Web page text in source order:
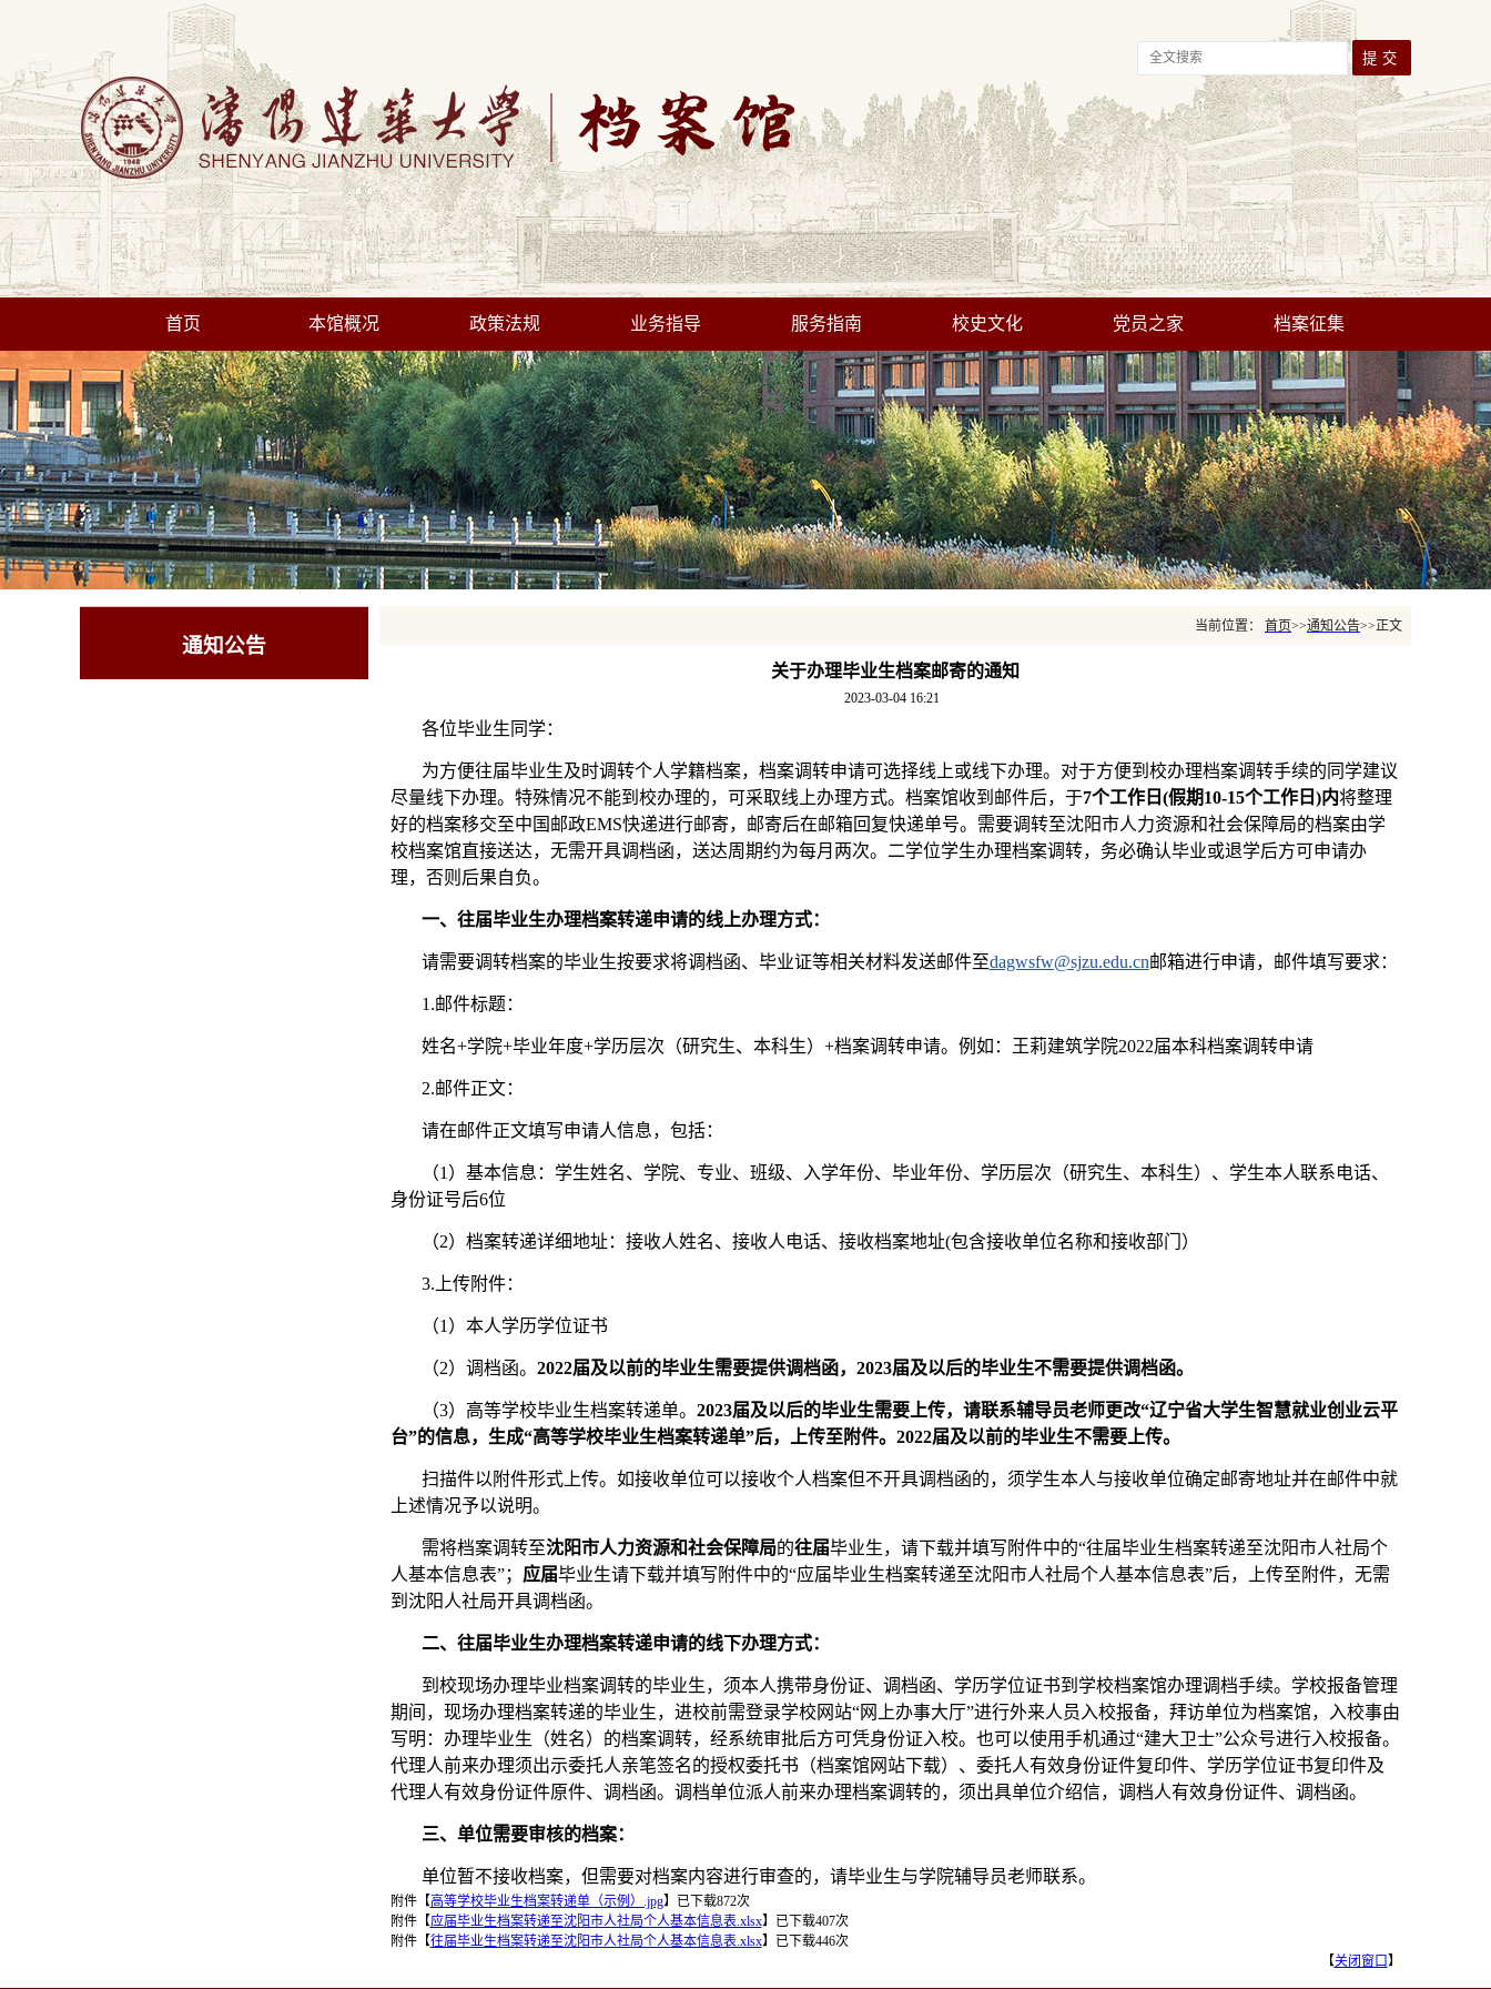
首页 本馆概况 政策法规 业务指导 服务指南 校史文化 党员之家 档案征集
通知公告
当前位置： 首页>>通知公告>>正文
关于办理毕业生档案邮寄的通知
2023-03-04 16:21
各位毕业生同学：
为方便往届毕业生及时调转个人学籍档案，档案调转申请可选择线上或线下办理。对于方便到校办理档案调转手续的同学建议
尽量线下办理。特殊情况不能到校办理的，可采取线上办理方式。档案馆收到邮件后，于7个工作日(假期10-15个工作日)内将整理
好的档案移交至中国邮政EMS快递进行邮寄，邮寄后在邮箱回复快递单号。需要调转至沈阳市人力资源和社会保障局的档案由学
校档案馆直接送达，无需开具调档函，送达周期约为每月两次。二学位学生办理档案调转，务必确认毕业或退学后方可申请办
理，否则后果自负。
一、往届毕业生办理档案转递申请的线上办理方式：
请需要调转档案的毕业生按要求将调档函、毕业证等相关材料发送邮件至dagwsfw@sjzu.edu.cn邮箱进行申请，邮件填写要求：
1.邮件标题：
姓名+学院+毕业年度+学历层次（研究生、本科生）+档案调转申请。例如：王莉建筑学院2022届本科档案调转申请
2.邮件正文：
请在邮件正文填写申请人信息，包括：
（1）基本信息：学生姓名、学院、专业、班级、入学年份、毕业年份、学历层次（研究生、本科生）、学生本人联系电话、
身份证号后6位
（2）档案转递详细地址：接收人姓名、接收人电话、接收档案地址(包含接收单位名称和接收部门）
3.上传附件：
（1）本人学历学位证书
（2）调档函。 2022届及以前的毕业生需要提供调档函， 2023届及以后的毕业生不需要提供调档函。
（3）高等学校毕业生档案转递单。 2023届及以后的毕业生需要上传，请联系辅导员老师更改“辽宁省大学生智慧就业创业云平
台”的信息，生成“高等学校毕业生档案转递单”后，上传至附件。2022届及以前的毕业生不需要上传。
扫描件以附件形式上传。如接收单位可以接收个人档案但不开具调档函的，须学生本人与接收单位确定邮寄地址并在邮件中就
上述情况予以说明。
需将档案调转至沈阳市人力资源和社会保障局的往届毕业生，请下载并填写附件中的“往届毕业生档案转递至沈阳市人社局个
人基本信息表”； 应届毕业生请下载并填写附件中的“应届毕业生档案转递至沈阳市人社局个人基本信息表”后，上传至附件，无需
到沈阳人社局开具调档函。
二、往届毕业生办理档案转递申请的线下办理方式：
到校现场办理毕业档案调转的毕业生，须本人携带身份证、调档函、 学历学位证书到学校档案馆办理调档手续。学校报备管理
期间，现场办理档案转递的毕业生，进校前需登录学校网站“网上办事大厅”进行外来人员入校报备，拜访单位为档案馆，入校事由
写明：办理毕业生（姓名）的档案调转，经系统审批后方可凭身份证入校。 也可以使用手机通过“建大卫士”公众号进行入校报备。
代理人前来办理须出示委托人亲笔签名的授权委托书（档案馆网站下载）、委托人有效身份证件复印件、学历学位证书复印件及
代理人有效身份证件原件、调档函。调档单位派人前来办理档案调转的，须出具单位介绍信，调档人有效身份证件、调档函。
三、单位需要审核的档案：
单位暂不接收档案，但需要对档案内容进行审查的，请毕业生与学院辅导员老师联系。
附件【高等学校毕业生档案转递单（示例）.jpg】 已下载872次
附件【应届毕业生档案转递至沈阳市人社局个人基本信息表.xlsx】 已下载407次
附件【往届毕业生档案转递至沈阳市人社局个人基本信息表.xlsx】 已下载446次
【关闭窗口】